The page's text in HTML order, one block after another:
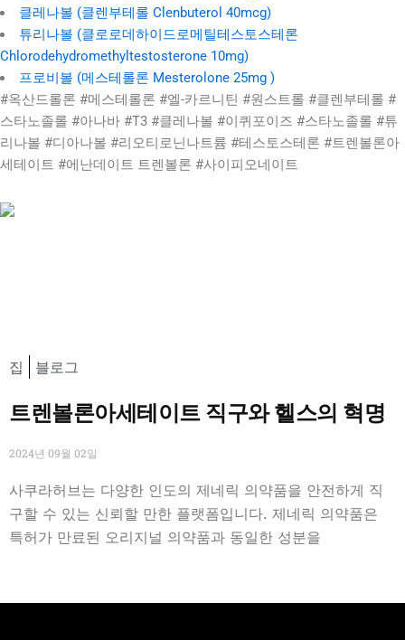
클레나볼 (클렌부테롤 Clenbuterol 40mcg)
튜리나볼 (클로로데하이드로메틸테스토스테론
Chlorodehydromethyltestosterone 10mg)
프로비볼 (메스테롤론 Mesterolone 25mg )
#옥산드롤론 #메스테롤론 #엘-카르니틴 #원스트롤 #클렌부테롤 #
스타노졸롤 #아나바 #T3 #클레나볼 #이퀴포이즈 #스타노졸롤 #튜
리나볼 #디아나볼 #리오티로닌나트륨 #테스토스테론 #트렌볼론아
세테이트 #에난데이트 트렌볼론 #사이피오네이트
집 블로그
트렌볼론아세테이트 직구와 헬스의 혁명
2024년 09월 02일
사쿠라허브는 다양한 인도의 제네릭 의약품을 안전하게 직
구할 수 있는 신뢰할 만한 플랫폼입니다. 제네릭 의약품은
특허가 만료된 오리지널 의약품과 동일한 성분을